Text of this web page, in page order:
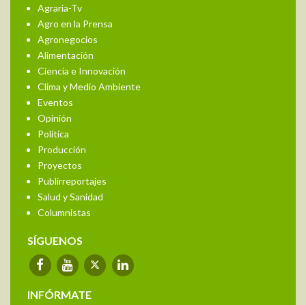
Agraria-Tv
Agro en la Prensa
Agronegocios
Alimentación
Ciencia e Innovación
Clima y Medio Ambiente
Eventos
Opinión
Política
Producción
Proyectos
Publirreportajes
Salud y Sanidad
Columnistas
SÍGUENOS
INFÓRMATE